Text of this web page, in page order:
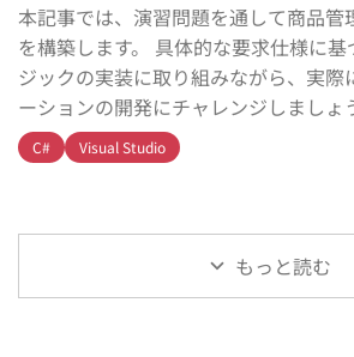
本記事では、演習問題を通して商品管
を構築します。 具体的な要求仕様に
ジックの実装に取り組みながら、実際
ーションの開発にチャレンジしましょ
C# Visual Studio
もっと読む